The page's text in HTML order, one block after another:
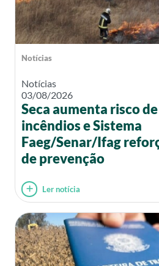
Notícias
Notícias
03/08/2026
Seca aumenta risco de
incêndios e Sistema
Faeg/Senar/Ifag
de prevenção
Ler notícia